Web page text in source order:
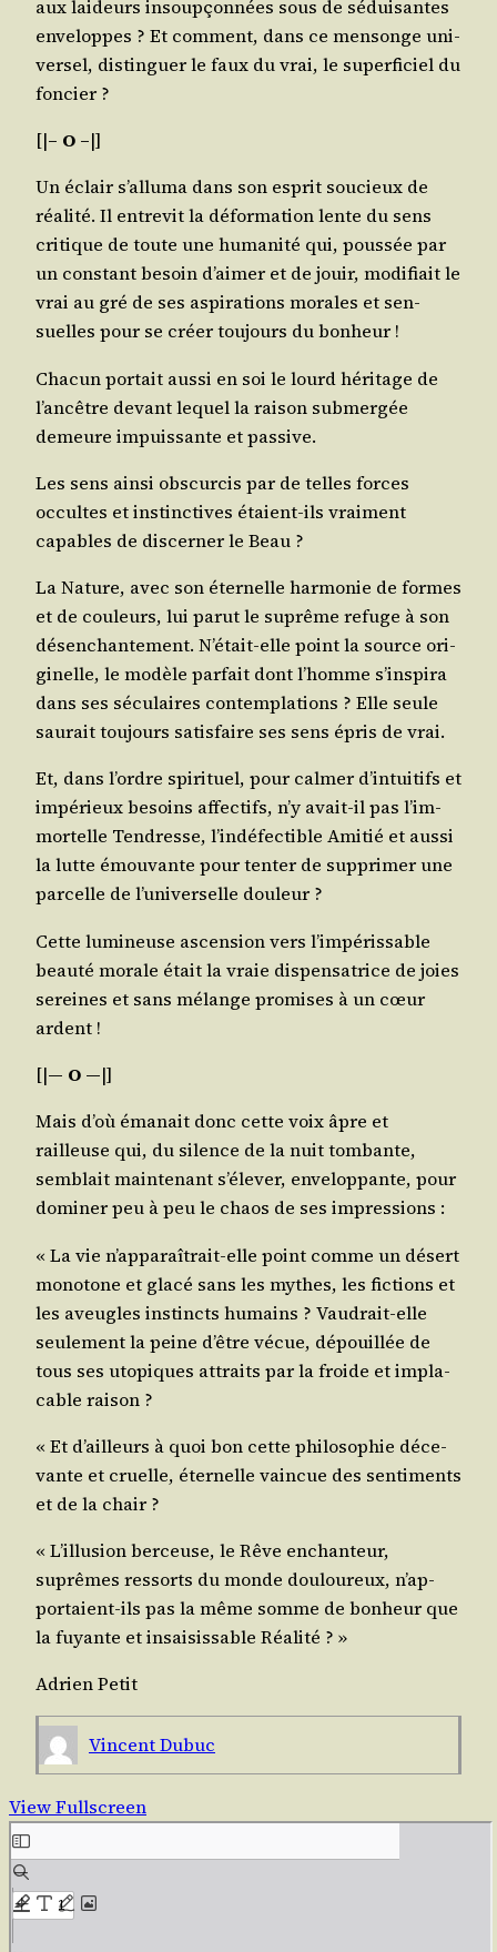
aux lai­deurs insoup­çon­nées sous de sédui­santes
enve­loppes ? Et com­ment, dans ce men­songe uni­
ver­sel, dis­tin­guer le faux du vrai, le super­fi­ciel du
foncier ?
[|– O –|]
Un éclair s’al­lu­ma dans son esprit sou­cieux de
réa­li­té. Il entre­vit la défor­ma­tion lente du sens
cri­tique de toute une huma­ni­té qui, pous­sée par
un constant besoin d’ai­mer et de jouir, modi­fiait le
vrai au gré de ses aspi­ra­tions morales et sen­
suelles pour se créer tou­jours du bonheur !
Cha­cun por­tait aus­si en soi le lourd héri­tage de
l’an­cêtre devant lequel la rai­son sub­mer­gée
demeure impuis­sante et passive.
Les sens ain­si obs­cur­cis par de telles forces
occultes et ins­tinc­tives étaient-ils vrai­ment
capables de dis­cer­ner le Beau ?
La Nature, avec son éter­nelle har­mo­nie de formes
et de cou­leurs, lui parut le suprême refuge à son
désen­chan­te­ment. N’é­tait-elle point la source ori­
gi­nelle, le modèle par­fait dont l’homme s’ins­pi­ra
dans ses sécu­laires contem­pla­tions ? Elle seule
sau­rait tou­jours satis­faire ses sens épris de vrai.
Et, dans l’ordre spi­ri­tuel, pour cal­mer d’in­tui­tifs et
impé­rieux besoins affec­tifs, n’y avait-il pas l’im­
mor­telle Ten­dresse, l’in­dé­fec­tible Ami­tié et aus­si
la lutte émou­vante pour ten­ter de sup­pri­mer une
par­celle de l’u­ni­ver­selle douleur ?
Cette lumi­neuse ascen­sion vers l’im­pé­ris­sable
beau­té morale était la vraie dis­pen­sa­trice de joies
sereines et sans mélange pro­mises à un cœur
ardent !
[|― O ―|]
Mais d’où éma­nait donc cette voix âpre et
railleuse qui, du silence de la nuit tom­bante,
sem­blait main­te­nant s’é­le­ver, enve­lop­pante, pour
domi­ner peu à peu le chaos de ses impressions :
« La vie n’ap­pa­raî­trait-elle point comme un désert
mono­tone et gla­cé sans les mythes, les fic­tions et
les aveugles ins­tincts humains ? Vau­drait-elle
seule­ment la peine d’être vécue, dépouillée de
tous ses uto­piques attraits par la froide et impla­
cable raison ?
« Et d’ailleurs à quoi bon cette phi­lo­so­phie déce­
vante et cruelle, éter­nelle vain­cue des sen­ti­ments
et de la chair ?
« L’illu­sion ber­ceuse, le Rêve enchan­teur,
suprêmes res­sorts du monde dou­lou­reux, n’ap­
por­taient-ils pas la même somme de bon­heur que
la fuyante et insai­sis­sable Réalité ? »
Adrien Petit
Vincent Dubuc
View Fullscreen